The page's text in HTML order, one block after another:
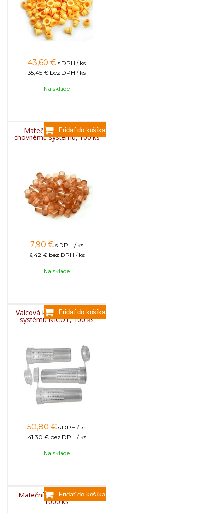
43,60 € s DPH / ks
35,45 € bez DPH / ks
Na sklade
Matečníková miska k
chovnému systému, 100 ks
7,90 € s DPH / ks
6,42 € bez DPH / ks
Na sklade
Valcová klietka - izolátor k
systému NICOT, 100 ks
50,80 € s DPH / ks
41,30 € bez DPH / ks
Na sklade
Matečníková miska BEE,
1000 ks